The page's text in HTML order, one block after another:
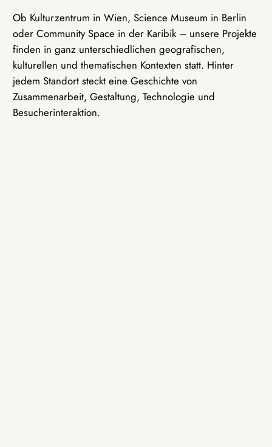
Ob Kulturzentrum in Wien, Science Museum in Berlin
oder Community Space in der Karibik – unsere Projekte
finden in ganz unterschiedlichen geografischen,
kulturellen und thematischen Kontexten statt. Hinter
jedem Standort steckt eine Geschichte von
Zusammenarbeit, Gestaltung, Technologie und
Besucherinteraktion.